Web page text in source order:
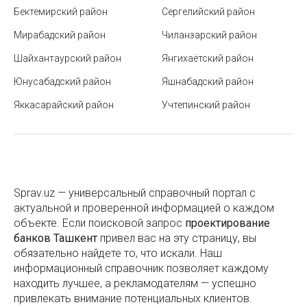
Форматы бумаги
клинингу
обучению персонала
Расшифровка знаков по уходу за одеждой
Как укомплектовать домашний офис для
комфортной и продуктивной работы
Парк Янги Узбекистан в Ташкенте
Форматы файлов
Бектемирский район
Мирабадский район
Сергелийский район
Чиланзарский район
Шайхантаурский район
Юнусабадский район
Яккасарайский район
Янгихаётский район
Яшнабадский район
Учтепинский район
Sprav.uz — универсальный справочный портал с
актуальной и проверенной информацией о каждом
объекте. Если поисковой запроc проектирование
банков Ташкент привел вас на эту страницу, вы
обязательно найдете то, что искали. Наш
информационный справочник позволяет каждому
находить лучшее, а рекламодателям — успешно
привлекать внимание потенциальных клиентов.